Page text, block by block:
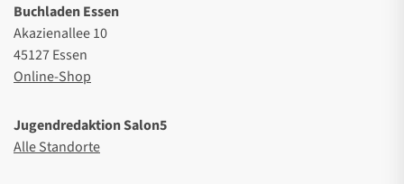
Buchladen Essen
Akazienallee 10
45127 Essen
Online-Shop
Jugendredaktion Salon5
Alle Standorte